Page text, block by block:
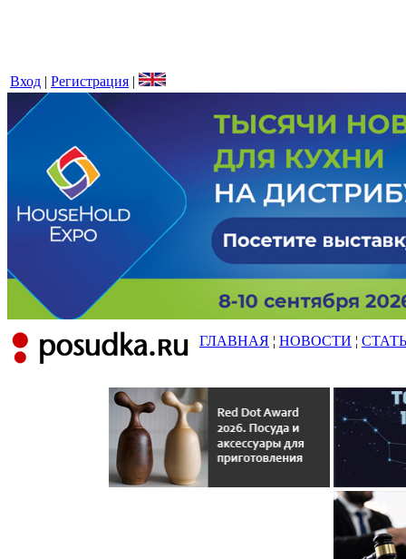
Вход | Регистрация |
ГЛАВНАЯ ¦ НОВОСТИ ¦